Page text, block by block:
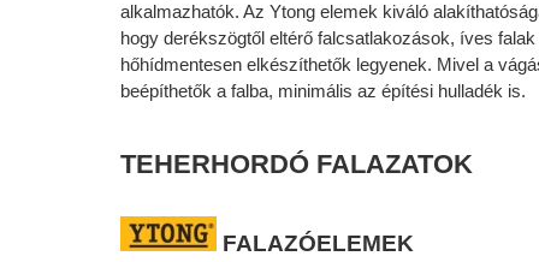
alkalmazhatók. Az Ytong elemek kiváló
hogy derékszögtől eltérő falcsatlakozások, íves
hőhídmentesen elkészíthetők legyenek. Mivel a
beépíthetők a falba, minimális az építési hulladék is.
TEHERHORDÓ FALAZATOK
FALAZÓELEMEK